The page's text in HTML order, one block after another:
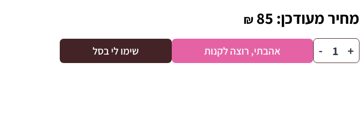
מחיר מעודכן: 85
₪
+
כמות
של
- אהבתי, רוצה לקנות שימו לי בסל